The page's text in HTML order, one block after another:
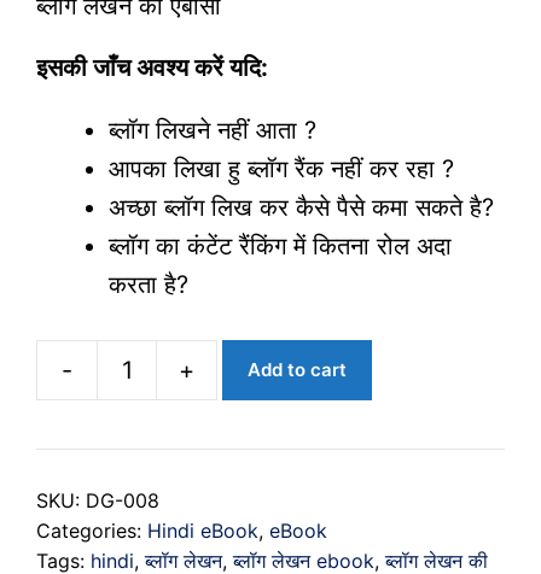
इसकी जाँच अवश्य करें यदि:
ब्लॉग लिखने नहीं आता ?
आपका लिखा हु ब्लॉग रैंक नहीं कर रहा ?
अच्छा ब्लॉग लिख कर कैसे पैसे कमा सकते है?
ब्लॉग का कंटेंट रैंकिंग में कितना रोल अदा
करता है?
-
quantity
+ Add to cart
SKU: DG-008
Categories: Hindi eBook, eBook
Tags: hindi,ब्लॉग लेखन,ब्लॉग लेखन ebook,ब्लॉग लेखन की